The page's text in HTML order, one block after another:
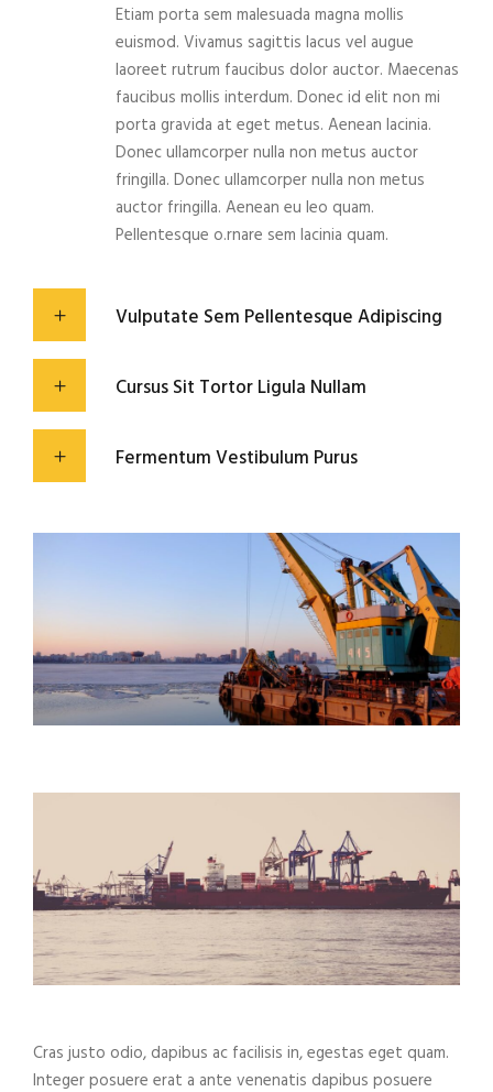
Etiam porta sem malesuada magna mollis
euismod. Vivamus sagittis lacus vel augue
laoreet rutrum faucibus dolor auctor. Maecenas
faucibus mollis interdum. Donec id elit non mi
porta gravida at eget metus. Aenean lacinia.
Donec ullamcorper nulla non metus auctor
fringilla. Donec ullamcorper nulla non metus
auctor fringilla. Aenean eu leo quam.
Pellentesque o.rnare sem lacinia quam.
Vulputate Sem Pellentesque Adipiscing
Cursus Sit Tortor Ligula Nullam
Fermentum Vestibulum Purus
Cras justo odio, dapibus ac facilisis in, egestas eget quam.
Integer posuere erat a ante venenatis dapibus posuere